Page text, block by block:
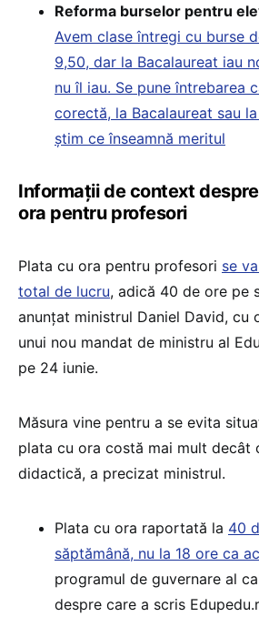
Reforma burselor pentru
Avem clase întregi cu burse
9,50, dar la Bacalaureat iau
nu îl iau. Se pune întrebarea
corectă, la Bacalaureat sau
știm ce înseamnă meritul
Informații de context
ora pentru profesori
Plata cu ora pentru profesori se
total de lucru, adică 40 de ore pe
anunțat ministrul Daniel David, cu
unui nou mandat de ministru al
pe 24 iunie.
Măsura vine pentru a se evita
plata cu ora costă mai mult decât
didactică, a precizat ministrul.
Plata cu ora raportată la 40
săptămână, nu la 18 ore ca
programul de guvernare al
despre care a scris